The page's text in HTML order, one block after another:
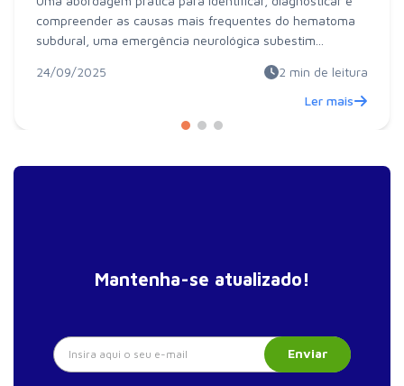
compreender as causas mais frequentes do hematoma
subdural, uma emergência neurológica subestim...
24/09/2025 2 min de leitura
Ler mais
Mantenha-se atualizado!
Enviar